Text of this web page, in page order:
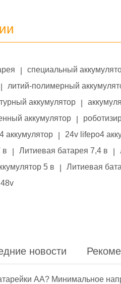
специальный
литий-полимерный
аккумулятор
аккумулятор
аккумулятор 24v lifepo4
в Литиевая батарея 7,4 в
5 в Литиевая
новости
АА? Минимальное